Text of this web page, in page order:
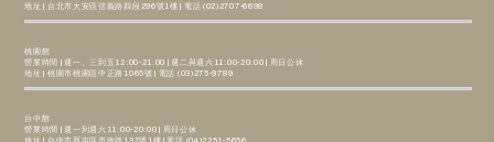
地址 | 台北市大安區信義路四段296號1樓 | 電話 (02)2707-6698
桃園館
營業時間 | 週一、三到五12:00-21:00 | 週二與週六11:00-20:00 | 周日公休
地址 | 桃園市桃園區中正路1065號 | 電話 (03)275-9789
台中館
營業時間 | 週一到週六11:00-20:00 | 周日公休
地址 | 台中市西屯區市政路137號1樓 | 電話 (04)2251-5656